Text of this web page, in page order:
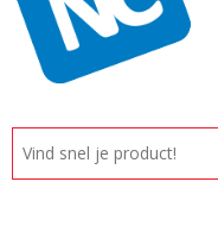
Alle categorieën
Custom made